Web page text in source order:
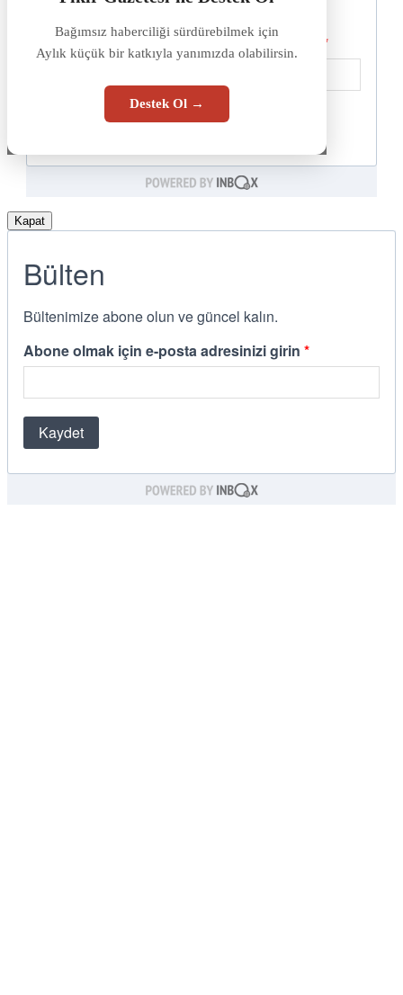
Bağımsız haberciliği sürdürebilmek için
Aylık küçük bir katkıyla yanımızda olabilirsin.
Destek Ol →
Kapat